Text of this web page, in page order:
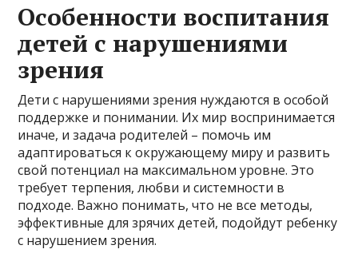
Особенности воспитания
детей с нарушениями
зрения
Дети с нарушениями зрения нуждаются в особой
поддержке и понимании. Их мир воспринимается
иначе, и задача родителей – помочь им
адаптироваться к окружающему миру и развить
свой потенциал на максимальном уровне. Это
требует терпения, любви и системности в
подходе. Важно понимать, что не все методы,
эффективные для зрячих детей, подойдут ребенку
с нарушением зрения.